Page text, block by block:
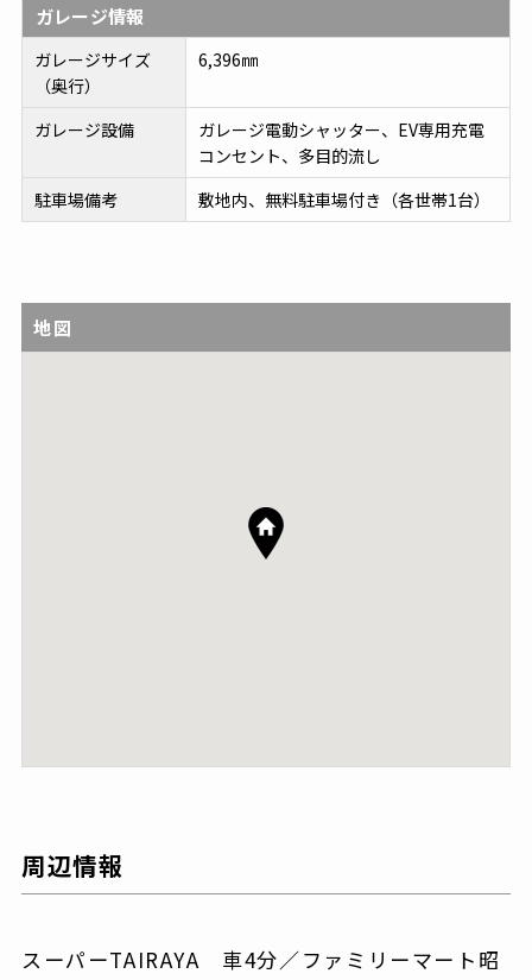
ガレージ情報
ガレージサイズ
（奥行）
6,396㎜
ガレージ設備
ガレージ電動シャッター、EV専用充電
コンセント、多目的流し
駐車場備考
敷地内、無料駐車場付き（各世帯1台）
地図
周辺情報
スーパーTAIRAYA 車4分／ファミリーマート昭